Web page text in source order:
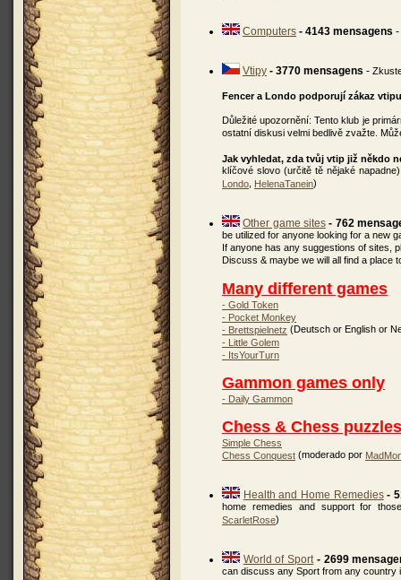
Computers - 4143 mensagens -
Vtipy - 3770 mensagens -
Fencer a Londo podporují zákaz
Důležité upozornění: Tento klub je
ostatní diskusi velmi bedlivě zvažte.
Jak vyhledat, zda tvůj vtip již někdo
klíčové slovo (určitě tě nějaké
Londo, HelenaTanein)
Other game sites - 762
be utilized for anyone looking for a new
If anyone has any suggestions of sites,
Discuss & maybe we will all find a place
Many different games
- Gold Token
- Pocket Monkey
- Brettspielnetz (Deutsch or English or
- Little Golem
- ItsYourTurn
Gammon games only
- Daily Gammon
Chess & Chess puzzles
Simple Chess
Chess Conquest (moderado por
Health and Home Remedies -
home remedies and support for
ScarletRose)
World of Sport - 2699
can discuss any Sport from any